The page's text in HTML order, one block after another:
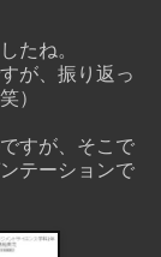
たね。
が、振り返っ
）
すが、そこで
テーションで